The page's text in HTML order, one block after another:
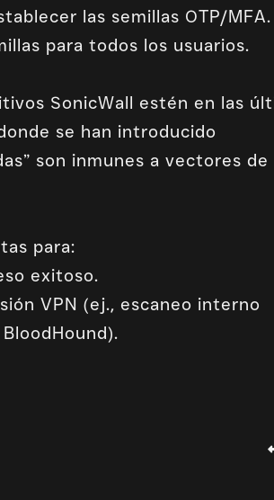
las semillas OTP/MFA.
para todos los usuarios.
SonicWall estén en las
se han introducido
son inmunes a vectores de
para:
exitoso.
VPN (ej., escaneo interno